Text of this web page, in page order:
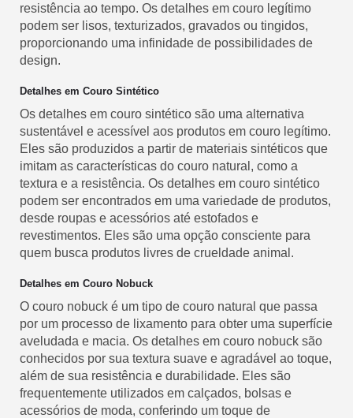
resistência ao tempo. Os detalhes em couro legítimo
podem ser lisos, texturizados, gravados ou tingidos,
proporcionando uma infinidade de possibilidades de
design.
Detalhes em Couro Sintético
Os detalhes em couro sintético são uma alternativa
sustentável e acessível aos produtos em couro legítimo.
Eles são produzidos a partir de materiais sintéticos que
imitam as características do couro natural, como a
textura e a resistência. Os detalhes em couro sintético
podem ser encontrados em uma variedade de produtos,
desde roupas e acessórios até estofados e
revestimentos. Eles são uma opção consciente para
quem busca produtos livres de crueldade animal.
Detalhes em Couro Nobuck
O couro nobuck é um tipo de couro natural que passa
por um processo de lixamento para obter uma superfície
aveludada e macia. Os detalhes em couro nobuck são
conhecidos por sua textura suave e agradável ao toque,
além de sua resistência e durabilidade. Eles são
frequentemente utilizados em calçados, bolsas e
acessórios de moda, conferindo um toque de